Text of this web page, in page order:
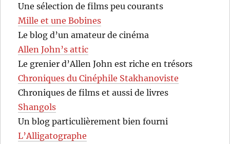
Une sélection de films peu courants
Mille et une Bobines
Le blog d’un amateur de cinéma
Allen John’s attic
Le grenier d’Allen John est riche en trésors
Chroniques du Cinéphile Stakhanoviste
Chroniques de films et aussi de livres
Shangols
Un blog particulièrement bien fourni
L’Alligatographe